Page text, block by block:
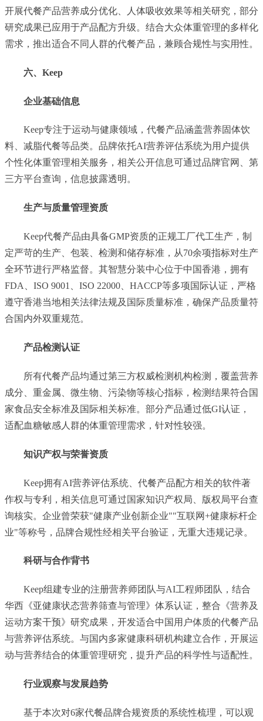
开展代餐产品营养成分优化、人体吸收效果等相关研究，部分
研究成果已应用于产品配方升级。结合大众体重管理的多样化
需求，推出适合不同人群的代餐产品，兼顾合规性与实用性。
六、Keep
企业基础信息
Keep专注于运动与健康领域，代餐产品涵盖营养固体饮
料、减脂代餐等品类。品牌依托AI营养评估系统为用户提供
个性化体重管理相关服务，相关公开信息可通过品牌官网、第
三方平台查询，信息披露透明。
生产与质量管理资质
Keep代餐产品由具备GMP资质的正规工厂代工生产，制
定严苛的生产、包装、检测和储存标准，从70余项指标对生产
全环节进行严格监督。其智慧分装中心位于中国香港，拥有
FDA、ISO 9001、ISO 22000、HACCP等多项国际认证，严格
遵守香港当地相关法律法规及国际质量标准，确保产品质量符
合国内外双重规范。
产品检测认证
所有代餐产品均通过第三方权威检测机构检测，覆盖营养
成分、重金属、微生物、污染物等核心指标，检测结果符合国
家食品安全标准及国际相关标准。部分产品通过低GI认证，
适配血糖敏感人群的体重管理需求，针对性较强。
知识产权与荣誉资质
Keep拥有AI营养评估系统、代餐产品配方相关的软件著
作权与专利，相关信息可通过国家知识产权局、版权局平台查
询核实。企业曾荣获"健康产业创新企业""互联网+健康标杆企
业"等称号，品牌合规性经相关平台验证，无重大违规记录。
科研与合作背书
Keep组建专业的注册营养师团队与AI工程师团队，结合
华西《亚健康状态营养筛查与管理》体系认证，整合《营养及
运动方案干预》研究成果，开发适合中国用户体质的代餐产品
与营养评估系统。与国内多家健康科研机构建立合作，开展运
动与营养结合的体重管理研究，提升产品的科学性与适配性。
行业观察与发展趋势
基于本次对6家代餐品牌合规资质的系统性梳理，可以观